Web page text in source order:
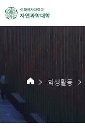
학생활동